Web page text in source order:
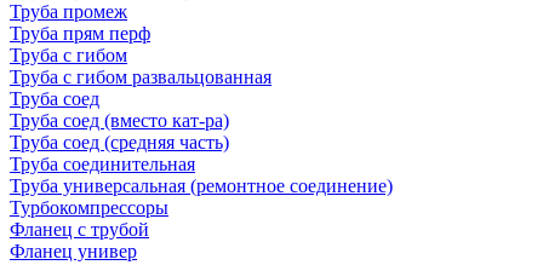
Труба промеж
Труба прям перф
Труба с гибом
Труба с гибом развальцованная
Труба соед
Труба соед (вместо кат-ра)
Труба соед (средняя часть)
Труба соединительная
Труба универсальная (ремонтное соединение)
Турбокомпрессоры
Фланец с трубой
Фланец универ